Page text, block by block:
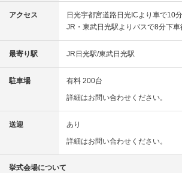
アクセス
日光宇都宮道路日光ICより車で10分
JR・東武日光駅よりバスで8分下
最寄り駅 JR日光駅/東武日光駅
駐車場
有料 200台
詳細はお問い合わせください。
送迎
あり
詳細はお問い合わせください。
挙式会場について